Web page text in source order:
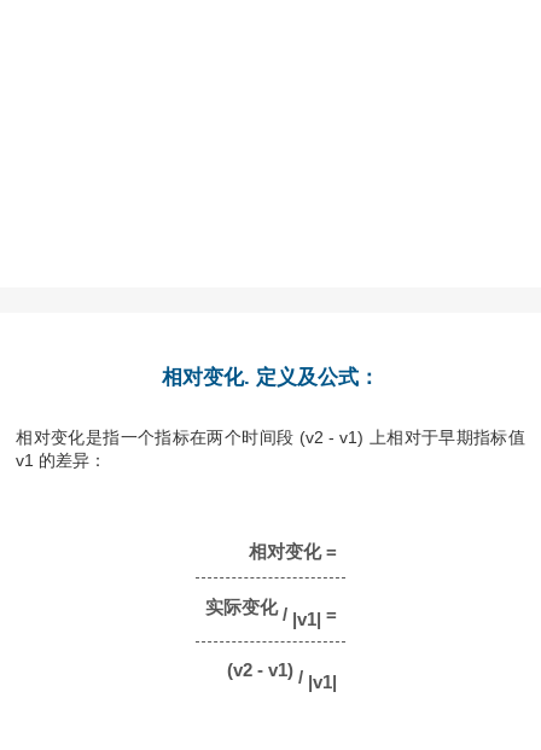
相对变化. 定义及公式：
相对变化是指一个指标在两个时间段 (v2 - v1) 上相对于早期指标值
v1 的差异：
相对变化 =
实际变化/ |v1| =
(v2 - v1)/ |v1|